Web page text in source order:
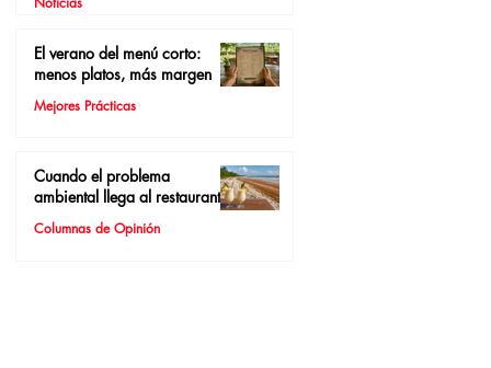
El verano del menú corto:
menos platos, más margen
Mejores Prácticas
Cuando el problema
ambiental llega al restaurante
Columnas de Opinión